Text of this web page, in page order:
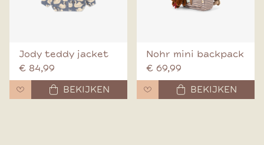
Jody teddy jacket
€ 84,99
BEKIJKEN
Nohr mini backpack
€ 69,99
BEKIJKEN